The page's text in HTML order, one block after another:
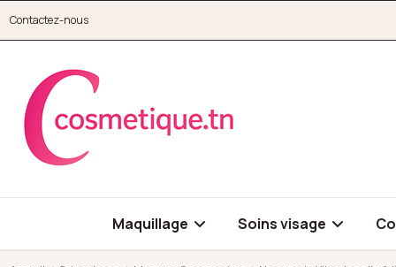
Contactez-nous
Maquillage Soins visage